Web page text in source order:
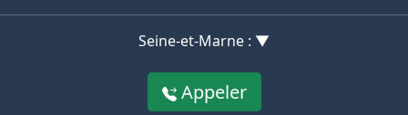
Seine-et-Marne : ▼
Appeler